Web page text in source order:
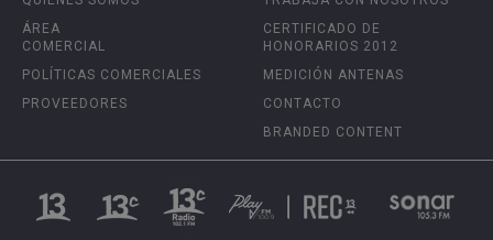
ÁREA
COMERCIAL
POLÍTICAS COMERCIALES
PROVEEDORES
CERTIFICADO DE
HONORARIOS 2012
MEDICIÓN ANTENAS
CONTACTO
BRANDED CONTENT